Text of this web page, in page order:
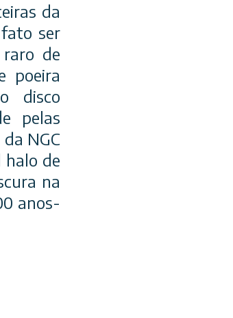
da
ser
de
poeira
disco
pelas
NGC
halo de
na
anos-